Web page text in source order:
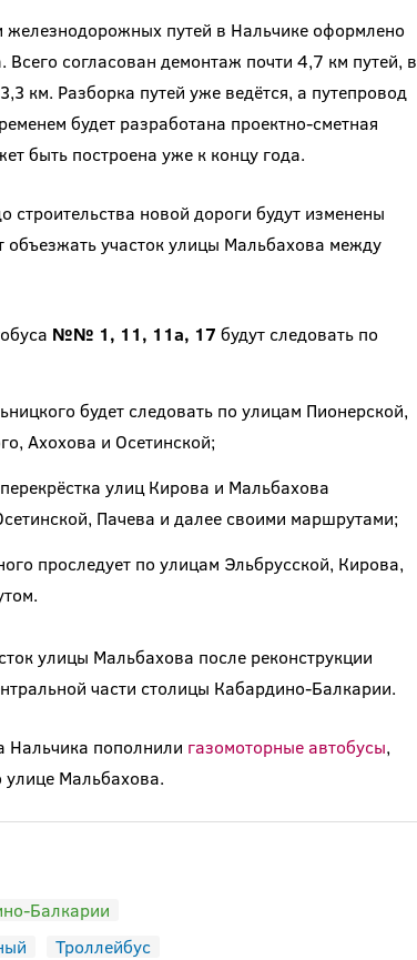
путей в Нальчике оформлено
согласован демонтаж почти 4,7 км путей, в
км. Разборка путей уже ведётся, а путепровод
будет разработана проектно-сметная
быть построена уже к концу года.
новой дороги будут изменены
участок улицы Мальбахова между
№№ 1, 11, 11а, 17 будут следовать по
будет следовать по улицам Пионерской,
Ахохова и Осетинской;
улиц Кирова и Мальбахова
Пачева и далее своими маршрутами;
проследует по улицам Эльбрусской, Кирова,
улицы Мальбахова после реконструкции
части столицы Кабардино-Балкарии.
Нальчика пополнили газомоторные автобусы,
улице Мальбахова.
Балкарии
Троллейбус